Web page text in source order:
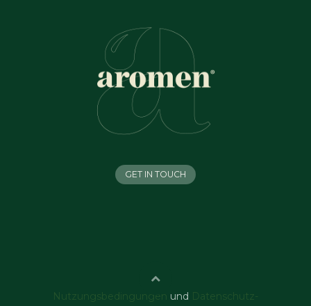
GET IN TOUCH
Nutzungsbedingungen und
Datenschutz-